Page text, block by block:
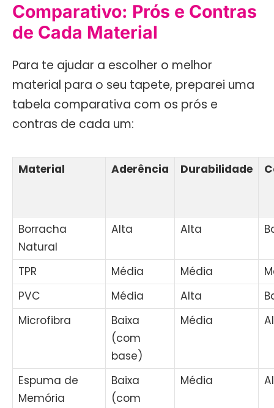
Comparativo: Prós e Contras
de Cada Material
Para te ajudar a escolher o melhor
material para o seu tapete, preparei uma
tabela comparativa com os prós e
contras de cada um:
Material Aderência Durabilidade
Borracha
Natural
Alta Alta
TPR Média Média
PVC
Média Alta
Microfibra
Baixa
(com
base)
Média
Espuma de
Memória
Baixa
(com
Média